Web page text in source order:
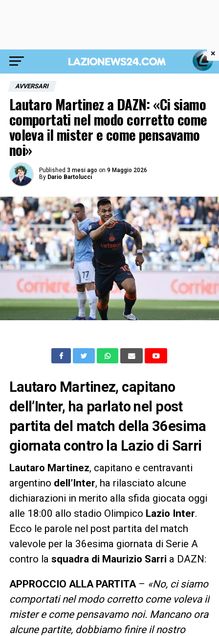
AVVERSARI
Lautaro Martinez a DAZN: «Ci siamo
comportati nel modo corretto come
voleva il mister e come pensavamo
noi»
Published 3 mesi ago on 9 Maggio 2026
By Dario Bartolucci
Lautaro Martinez, capitano
dell’Inter, ha parlato nel post
partita del match della 36esima
giornata contro la Lazio di Sarri
Lautaro Martinez, capitano e centravanti
argentino dell’Inter, ha rilasciato alcune
dichiarazioni in merito alla sfida giocata oggi
alle 18:00 allo stadio Olimpico Lazio Inter.
Ecco le parole nel post partita del match
valevole per la 36esima giornata di Serie A
contro la squadra di Maurizio Sarri a DAZN:
APPROCCIO ALLA PARTITA– «No, ci siamo
comportati nel modo corretto come voleva il
mister e come pensavamo noi. Mancano ora
alcune partite, dobbiamo finire il nostro
×